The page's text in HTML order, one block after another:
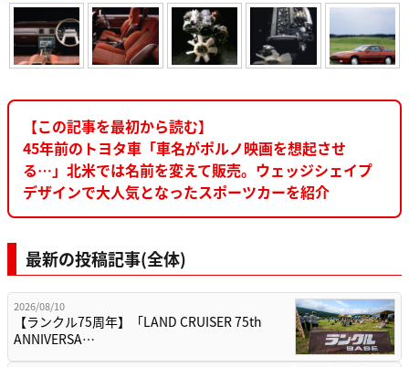
【この記事を最初から読む】
45年前のトヨタ車「車名がポルノ映画を想起させ
る…」北米では名前を変えて販売。ウェッジシェイプ
デザインで大人気となったスポーツカーを紹介
最新の投稿記事(全体)
2026/08/10
【ランクル75周年】「LAND CRUISER 75th
ANNIVERSA…